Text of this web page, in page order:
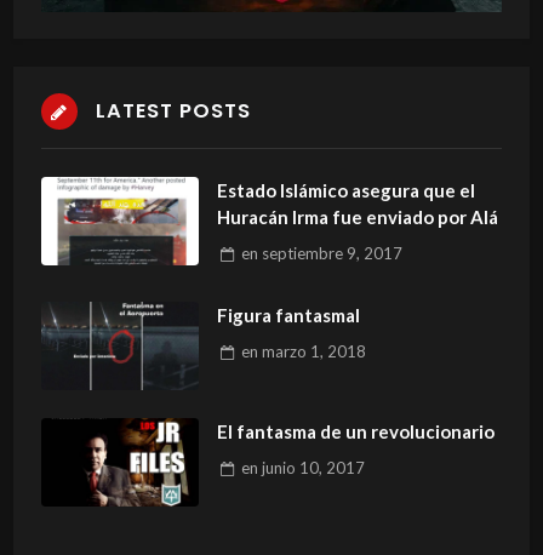
LATEST POSTS
Estado Islámico asegura que el
Huracán Irma fue enviado por Alá
en septiembre 9, 2017
Figura fantasmal
en marzo 1, 2018
El fantasma de un revolucionario
en junio 10, 2017